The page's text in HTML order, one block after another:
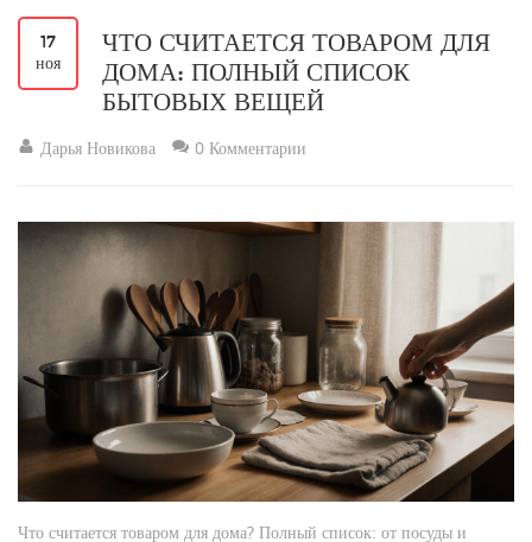
17
ноя
ЧТО СЧИТАЕТСЯ ТОВАРОМ ДЛЯ
ДОМА: ПОЛНЫЙ СПИСОК
БЫТОВЫХ ВЕЩЕЙ
Дарья Новикова 0 Комментарии
Что считается товаром для дома? Полный список: от посуды и